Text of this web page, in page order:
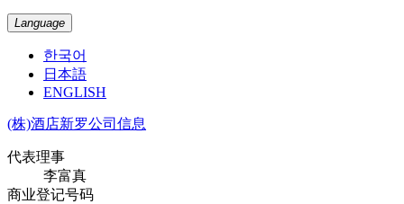
Language
한국어
日本語
ENGLISH
(株)酒店新罗公司信息
代表理事
李富真
商业登记号码